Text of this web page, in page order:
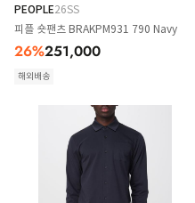
PEOPLE26SS
피플 숏팬츠 BRAKPM931 790 Navy
26%251,000
해외배송